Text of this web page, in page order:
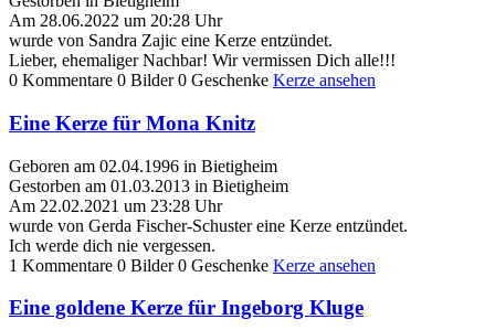
Am 28.06.2022 um 20:28 Uhr
wurde von Sandra Zajic eine Kerze entzündet.
Lieber, ehemaliger Nachbar! Wir vermissen Dich alle!!!
0 Kommentare 0 Bilder 0 Geschenke Kerze ansehen
Eine Kerze für Mona Knitz
Geboren am 02.04.1996 in Bietigheim
Gestorben am 01.03.2013 in Bietigheim
Am 22.02.2021 um 23:28 Uhr
wurde von Gerda Fischer-Schuster eine Kerze entzündet.
Ich werde dich nie vergessen.
1 Kommentare 0 Bilder 0 Geschenke Kerze ansehen
Eine goldene Kerze für Ingeborg Kluge